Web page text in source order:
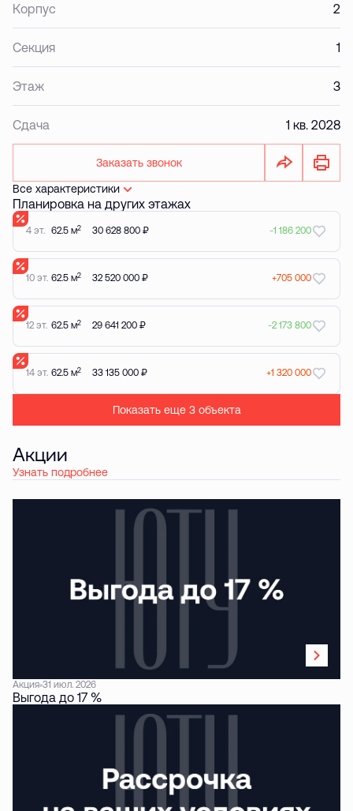
Корпус 2
Секция 1
Этаж 3
Сдача 1 кв. 2028
Заказать звонок
Все характеристики
Планировка на других этажах
4 эт. 62.5 м2 30 628 800 ₽ -1 186 200
10 эт. 62.5 м2 32 520 000 ₽ +705 000
12 эт. 62.5 м2 29 641 200 ₽ -2 173 800
14 эт. 62.5 м2 33 135 000 ₽ +1 320 000
Показать еще 3 объектa
Акции
Узнать подробнее
Акция 31 июл. 2026
Выгода до 17 %